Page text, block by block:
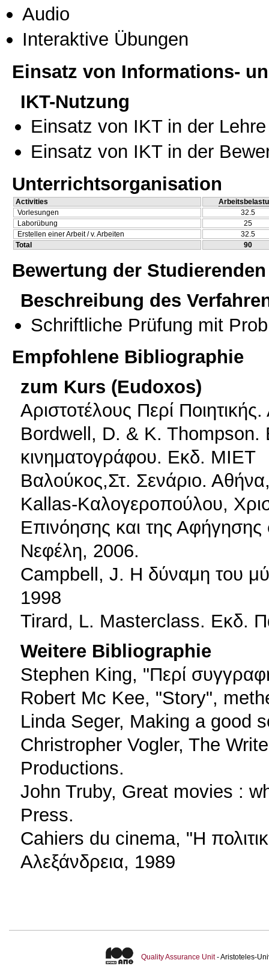
Audio
Interaktive Übungen
Einsatz von Informations-
IKT-Nutzung
Einsatz von IKT in der Lehre
Einsatz von IKT in der
Unterrichtsorganisation
Activities
Vorlesungen
32.5
Laborübung
25
Erstellen einer Arbeit / v. Arbeiten
32.5
Total
90
Bewertung der Studierenden
Beschreibung des
Schriftliche Prüfung mit
Empfohlene Bibliographie
zum Kurs (Eudoxos)
Αριστοτέλους Περί
Bordwell, D. & K. Thompson.
κινηματογράφου. Εκδ. ΜΙΕΤ
Βαλούκος,Στ. Σενάριο.
Kallas-Καλογεροπούλου,
Επινόησης και της
Νεφέλη, 2006.
Campbell, J. Η δύναμη του
1998
Tirard, L. Masterclass. Eκδ.
Weitere Bibliographie
Stephen King, "Περί
Robert Mc Kee, "Story",
Linda Seger, Making a good
Christropher Vogler, The
Productions.
John Truby, Great movies :
Press.
Cahiers du cinema, "H
Αλεξάνδρεια, 1989
Quality Assurance Unit- Aristoteles-